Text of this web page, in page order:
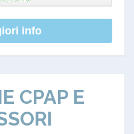
info
CPAP E